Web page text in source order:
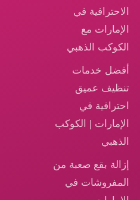
الاحترافية في
الإمارات مع
الكوكب الذهبي
أفضل خدمات
تنظيف عميق
احترافية في
الإمارات | الكوكب
الذهبي
إزالة بقع صعبة من
المفروشات في